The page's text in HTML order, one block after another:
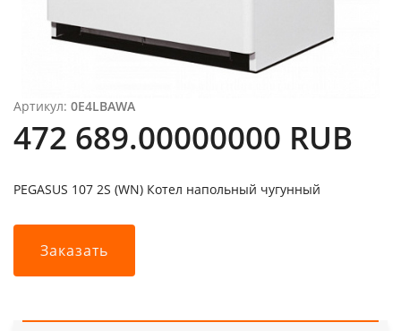
Артикул: 0E4LBAWA
472 689.00000000 RUB
PEGASUS 107 2S (WN) Котел напольный чугунный
Заказать